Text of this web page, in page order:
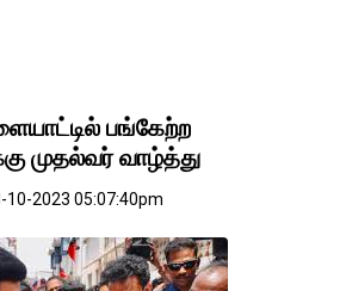
பங்கேற்ற
முதல்வர் வாழ்த்து
2023 05:07:40pm